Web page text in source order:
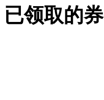
已领取的券